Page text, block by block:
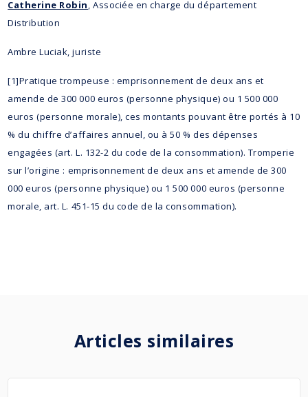
Catherine Robin , Associée en charge du département
Distribution
Ambre Luciak, juriste
[1]Pratique trompeuse : emprisonnement de deux ans et
amende de 300 000 euros (personne physique) ou 1 500 000
euros (personne morale), ces montants pouvant être portés à 10
% du chiffre d’affaires annuel, ou à 50 % des dépenses
engagées (art. L. 132-2 du code de la consommation). Tromperie
sur l’origine : emprisonnement de deux ans et amende de 300
000 euros (personne physique) ou 1 500 000 euros (personne
morale, art. L. 451-15 du code de la consommation).
Articles similaires